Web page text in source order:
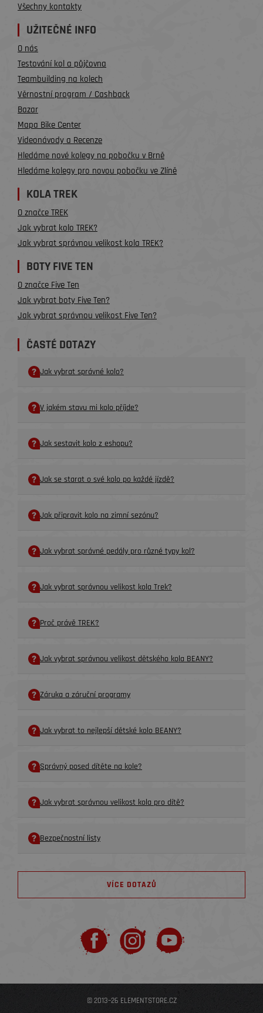
Všechny kontakty
UŽITEČNÉ INFO
O nás
Testování kol a půjčovna
Teambuilding na kolech
Věrnostní program / Cashback
Bazar
Mapa Bike Center
Videonávody a Recenze
Hledáme nové kolegy na pobočku v Brně
Hledáme kolegy pro novou pobočku ve Zlíně
KOLA TREK
O značce TREK
Jak vybrat kolo TREK?
Jak vybrat správnou velikost kola TREK?
BOTY FIVE TEN
O značce Five Ten
Jak vybrat boty Five Ten?
Jak vybrat správnou velikost Five Ten?
ČASTÉ DOTAZY
Jak vybrat správné kolo?
V jakém stavu mi kolo příjde?
Jak sestavit kolo z eshopu?
Jak se starat o své kolo po každé jízdě?
Jak připravit kolo na zimní sezónu?
Jak vybrat správné pedály pro různé typy kol?
Jak vybrat správnou velikost kola Trek?
Proč právě TREK?
Jak vybrat správnou velikost dětského kola BEANY?
Záruka a záruční programy
Jak vybrat to nejlepší dětské kolo BEANY?
Správný posed dítěte na kole?
Jak vybrat správnou velikost kola pro dítě?
Bezpečnostní listy
VÍCE DOTAZŮ
© 2013–26 ELEMENTSTORE.CZ